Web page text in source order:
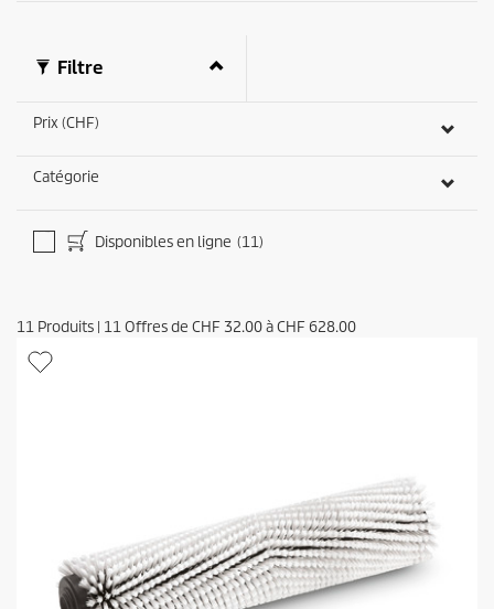
Filtre
Prix (CHF)
Catégorie
Disponibles en ligne (11)
11 Produits | 11Offres de CHF 32.00àCHF 628.00